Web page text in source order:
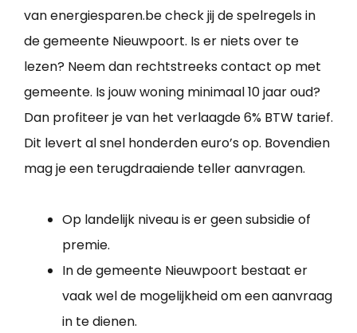
van energiesparen.be check jij de spelregels in
de gemeente Nieuwpoort. Is er niets over te
lezen? Neem dan rechtstreeks contact op met
gemeente. Is jouw woning minimaal 10 jaar oud?
Dan profiteer je van het verlaagde 6% BTW tarief.
Dit levert al snel honderden euro’s op. Bovendien
mag je een terugdraaiende teller aanvragen.
Op landelijk niveau is er geen subsidie of
premie.
In de gemeente Nieuwpoort bestaat er
vaak wel de mogelijkheid om een aanvraag
in te dienen.